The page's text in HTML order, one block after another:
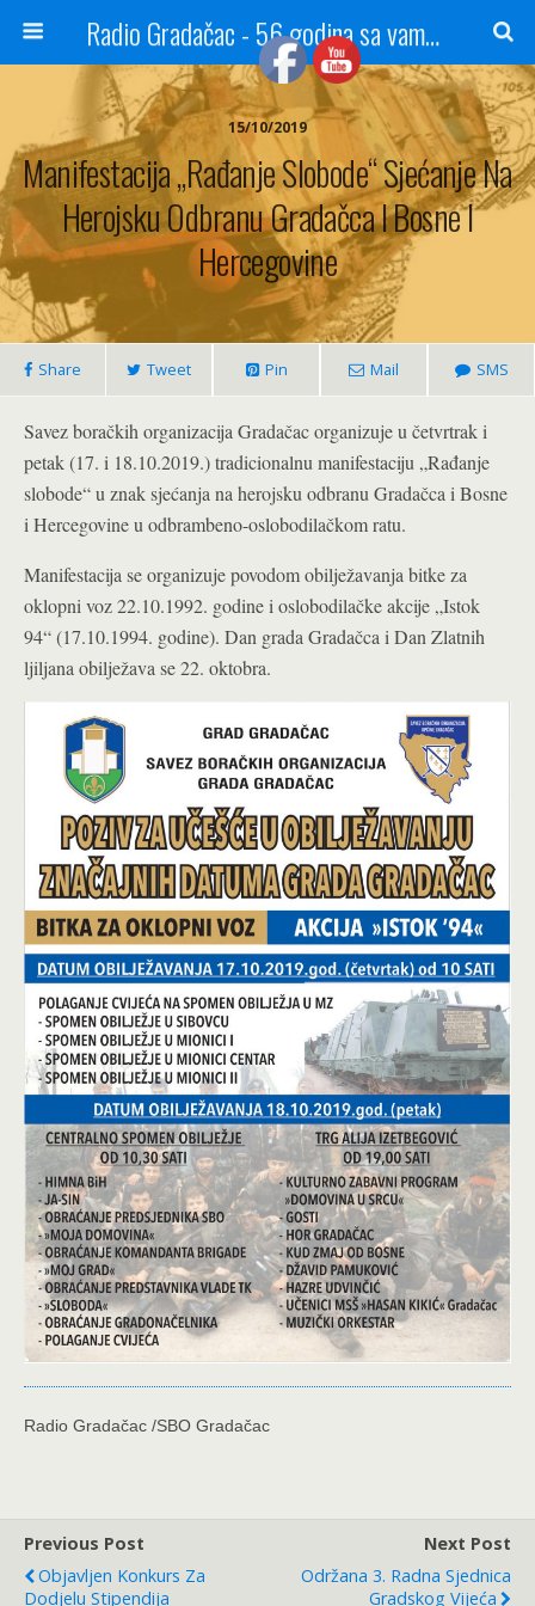
Radio Gradačac - 56 godina sa vama...
15/10/2019
Manifestacija „Rađanje Slobode“ Sjećanje Na
Herojsku Odbranu Gradačca I Bosne I
Hercegovine
Share Tweet Pin Mail SMS
Savez boračkih organizacija Gradačac organizuje u četvrtrak i
petak (17. i 18.10.2019.) tradicionalnu manifestaciju „Rađanje
slobode“ u znak sjećanja na herojsku odbranu Gradačca i Bosne
i Hercegovine u odbrambeno-oslobodilačkom ratu.
Manifestacija se organizuje povodom obilježavanja bitke za
oklopni voz 22.10.1992. godine i oslobodilačke akcije „Istok
94“ (17.10.1994. godine). Dan grada Gradačca i Dan Zlatnih
ljiljana obilježava se 22. oktobra.
Radio Gradačac /SBO Gradačac
Previous Post
Objavljen Konkurs Za
Dodjelu Stipendija
Next Post
Održana 3. Radna Sjednica
Gradskog Vijeća